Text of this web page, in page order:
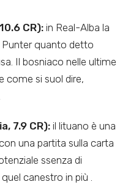
CR): in Real-Alba la
quanto detto
Il bosniaco nelle ultime
come si suol dire,
7.9 CR): il lituano è una
una partita sulla carta
ssenza di
canestro in più .